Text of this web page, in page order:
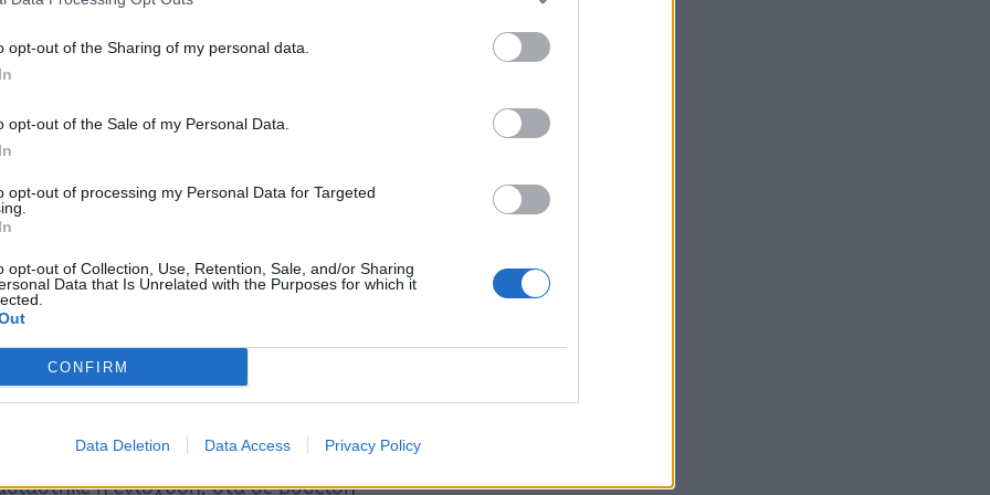
opt-out of the Sharing of my personal data.
opt-out of the Sale of my Personal Data.
opt-out of processing my Personal Data for Targeted
opt-out of Collection, Use, Retention, Sale, and/or Sharing
Data that Is Unrelated with the Purposes for which it
CONFIRM
Data Deletion Data Access Privacy Policy
και υπήρχαν αδιάθετοι πόροι από
την Εξισωτική Αποζημίωση, οπότε και
δικαιούχο. Η σύγκριση πρέπει να
σημαντικά οι διαφορές.
δικαιούχων, ισχύουν ευνοϊκότερες
Εξισωτική Αποζημίωση και οι δύο
καθώς και ότι ένας αγρότης που έχει
λαμβάνει Εξισωτική και για τις δύο
των οποίων είναι δικαιούχοι της
ότι θα έχουν μια σημαντική
στις συνδεδεμένες ενισχύσεις που
Ανάπτυξης και οι οποίες θα ισχύσουν
στα μεν αιγοπρόβατα από 5 και 7 ευρώ
η ενίσχυση, στα δε βοοειδή